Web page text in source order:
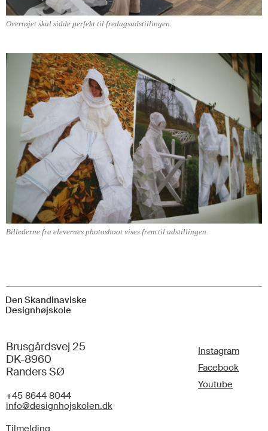
Overtøjet skal sidde perfekt til fredagsudstillingen.
Billederne fra elevernes photoshoot vises frem til udstillingen.
Den Skandinaviske
Designhøjskole
Brusgårdsvej 25
DK-8960
Randers SØ
+45 8644 8044
info@designhojskolen.dk
Tilmelding
Instagram
Facebook
Youtube